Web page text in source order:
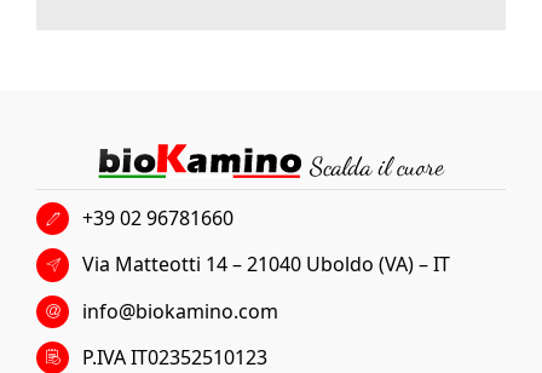
+39 02 96781660
Via Matteotti 14 – 21040 Uboldo (VA) – IT
info@biokamino.com
P.IVA IT02352510123